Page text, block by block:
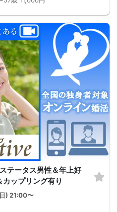
テータス男性＆年上好
ップリング有り
) 21:00〜